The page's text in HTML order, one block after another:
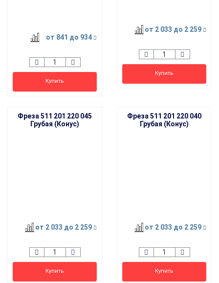
от 841 до 934
Купить
от 2 033 до 2 259
Купить
Фреза 511 201 220 045
Грубая (Конус)
от 2 033 до 2 259
Купить
Фреза 511 201 220 040
Грубая (Конус)
от 2 033 до 2 259
Купить